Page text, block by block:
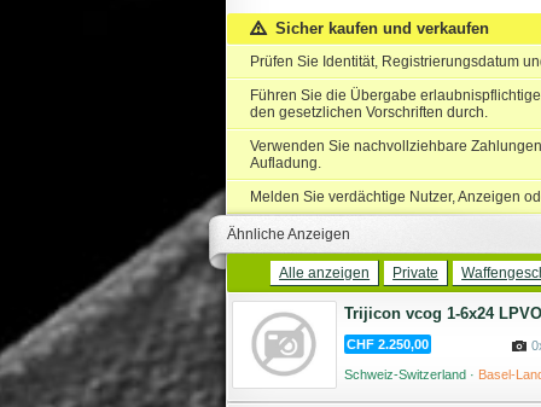
Sicher kaufen und verkaufen
Prüfen Sie Identität, Registrierungsdatum
Führen Sie die Übergabe
den gesetzlichen Vorschriften durch.
Verwenden Sie nachvollziehbare
Aufladung.
Melden Sie verdächtige Nutzer, Anzeigen
Ähnliche Anzeigen
Alle anzeigen Private
Trijicon vcog 1-6x24 LPVO
CHF 2.250,00
Schweiz-Switzerland · Basel-